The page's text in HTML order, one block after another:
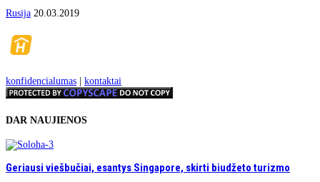
Rusija 20.03.2019
konfidencialumas kontaktai
DAR NAUJIENOS
Geriausi viešbučiai, esantys Singapore, skirti biudžeto turizmo